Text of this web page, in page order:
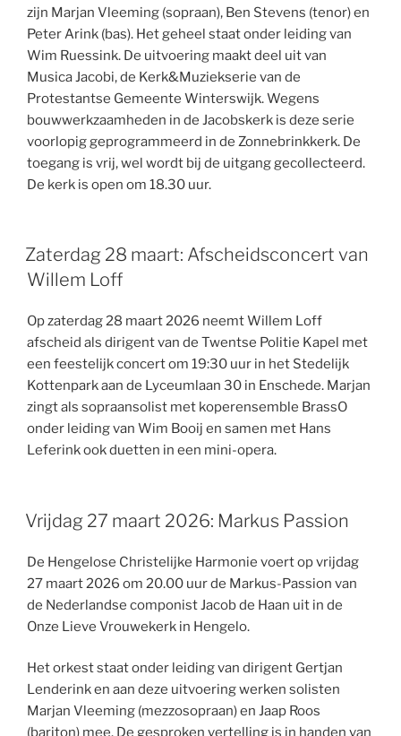
zijn Marjan Vleeming (sopraan), Ben Stevens (tenor) en
Peter Arink (bas). Het geheel staat onder leiding van
Wim Ruessink. De uitvoering maakt deel uit van
Musica Jacobi, de Kerk&Muziekserie van de
Protestantse Gemeente Winterswijk. Wegens
bouwwerkzaamheden in de Jacobskerk is deze serie
voorlopig geprogrammeerd in de Zonnebrinkkerk. De
toegang is vrij, wel wordt bij de uitgang gecollecteerd.
De kerk is open om 18.30 uur.
Zaterdag 28 maart: Afscheidsconcert van
Willem Loff
Op zaterdag 28 maart 2026 neemt Willem Loff
afscheid als dirigent van de Twentse Politie Kapel met
een feestelijk concert om 19:30 uur in het Stedelijk
Kottenpark aan de Lyceumlaan 30 in Enschede. Marjan
zingt als sopraansolist met koperensemble BrassO
onder leiding van Wim Booij en samen met Hans
Leferink ook duetten in een mini-opera.
Vrijdag 27 maart 2026: Markus Passion
De Hengelose Christelijke Harmonie voert op vrijdag
27 maart 2026 om 20.00 uur de Markus-Passion van
de Nederlandse componist Jacob de Haan uit in de
Onze Lieve Vrouwekerk in Hengelo.
Het orkest staat onder leiding van dirigent Gertjan
Lenderink en aan deze uitvoering werken solisten
Marjan Vleeming (mezzosopraan) en Jaap Roos
(bariton) mee. De gesproken vertelling is in handen van